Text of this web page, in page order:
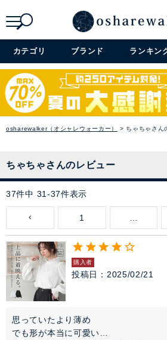
カテゴリ ブランド ランキン
osharewalker（オシャレウォーカー） ちゃちゃさん
ちゃちゃさんのレビュー
37件中 31 -37件表示
1
購入者
投稿日 2025/02/21
思っていたより薄め
でも形が本当に可愛い…